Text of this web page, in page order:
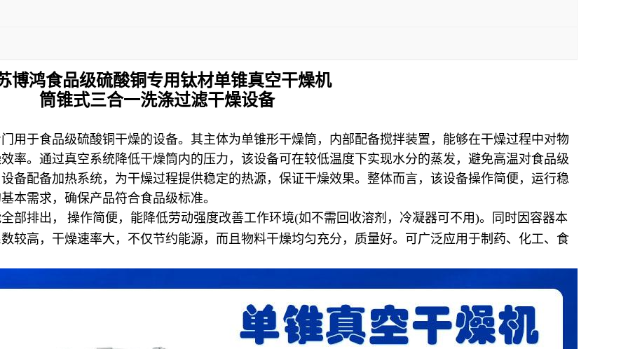
博鸿食品级硫酸铜专用钛材单锥真空干燥机
筒锥式三合一洗涤过滤干燥设备
用于食品级硫酸铜干燥的设备。其主体为单锥形干燥筒，内部配备搅拌装置，能够在干燥过程中对物
率。通过真空系统降低干燥筒内的压力，该设备可在较低温度下实现水分的蒸发，避免高温对食品级
备配备加热系统，为干燥过程提供稳定的热源，保证干燥效果。整体而言，该设备操作简便，运行稳
本需求，确保产品符合食品级标准。
部排出，
操作简便，能降低劳动强度改善工作环境(如不需回收溶剂，冷凝器可不用)。同时因容器本
较高，干燥速率大，不仅节约能源，而且物料干燥均匀充分，质量好。可广泛应用于制药、化工、食